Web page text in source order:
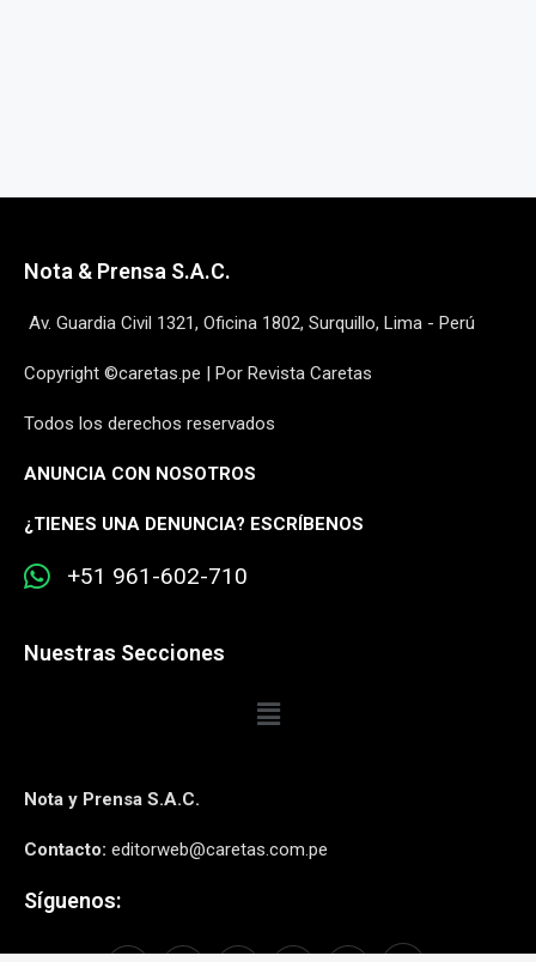
Nota & Prensa S.A.C.
Av. Guardia Civil 1321, Oficina 1802, Surquillo, Lima - Perú
Copyright ©caretas.pe | Por Revista Caretas
Todos los derechos reservados
ANUNCIA CON NOSOTROS
¿TIENES UNA DENUNCIA? ESCRÍBENOS
+51 961-602-710
Nuestras Secciones
Nota y Prensa S.A.C.
Contacto: editorweb@caretas.com.pe
Síguenos: